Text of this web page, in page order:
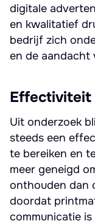
digitale
en kwalitatief
bedrijf zich
en de aandacht
Effectiviteit
Uit onderzoek
steeds een
te bereiken en
meer geneigd
onthouden dan
doordat
communicatie